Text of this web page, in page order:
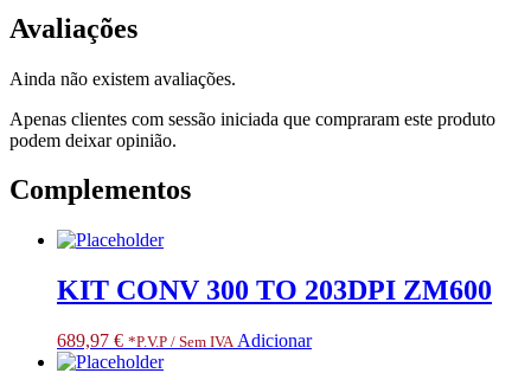
USB,
ZD220D
ZD230D
ZD888D
T
Avaliações
Ainda não existem avaliações.
Apenas clientes com sessão iniciada que compraram este produto
podem deixar opinião.
Complementos
KIT CONV 300 TO 203DPI ZM600
689,97 € *P.V.P / Sem IVA Adicionar